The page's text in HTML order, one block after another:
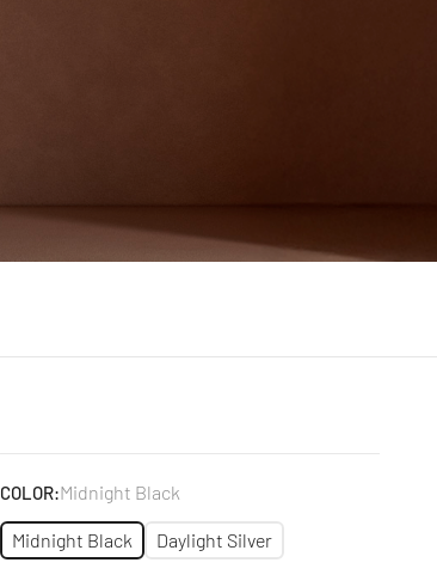
COLOR:Midnight Black
Midnight Black Daylight Silver